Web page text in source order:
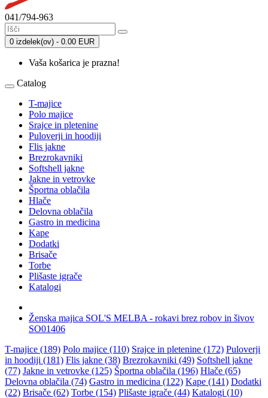
041/794-963
0 izdelek(ov) - 0.00 EUR
Vaša košarica je prazna!
Catalog
T-majice
Polo majice
Srajce in pletenine
Puloverji in hoodiji
Flis jakne
Brezrokavniki
Softshell jakne
Jakne in vetrovke
Športna oblačila
Hlače
Delovna oblačila
Gastro in medicina
Kape
Dodatki
Brisače
Torbe
Plišaste igrače
Katalogi
Ženska majica SOL'S MELBA - rokavi brez robov in šivov
SO01406
T-majice (189) Polo majice (110) Srajce in pletenine (172) Puloverji
in hoodiji (181) Flis jakne (38) Brezrokavniki (49) Softshell jakne
(77) Jakne in vetrovke (125) Športna oblačila (196) Hlače (65)
Delovna oblačila (74) Gastro in medicina (122) Kape (141) Dodatki
(22) Brisače (62) Torbe (154) Plišaste igrače (44) Katalogi (10)